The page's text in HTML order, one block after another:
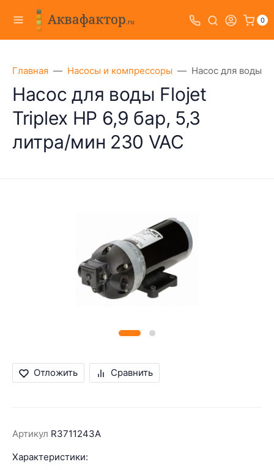
0
Главная Насосы и компрессоры Насос для воды
Насос для воды Flojet
Triplex HP 6,9 бар, 5,3
литра/мин 230 VAC
Отложить Сравнить
Артикул R3711243А
Характеристики: